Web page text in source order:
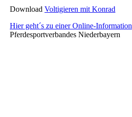
Download Voltigieren mit Konrad
Hier geht´s zu einer Online-Information
Pferdesportverbandes Niederbayern